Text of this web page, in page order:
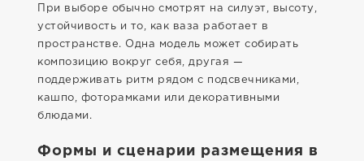
При выборе обычно смотрят на силуэт, высоту,
устойчивость и то, как ваза работает в
пространстве. Одна модель может собирать
композицию вокруг себя, другая —
поддерживать ритм рядом с подсвечниками,
кашпо, фоторамками или декоративными
блюдами.
Формы и сценарии размещения в